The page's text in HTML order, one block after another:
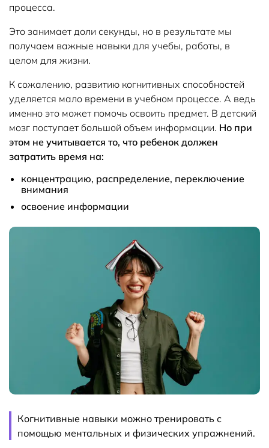
процесса.
Это занимает доли секунды, но в результате мы
получаем важные навыки для учебы, работы, в
целом для жизни.
К сожалению, развитию когнитивных способностей
уделяется мало времени в учебном процессе. А ведь
именно это может помочь освоить предмет. В детский
мозг поступает большой объем информации. Но при
этом не учитывается то, что ребенок должен
затратить время на:
концентрацию, распределение, переключение
внимания
освоение информации
Когнитивные навыки можно тренировать с
помощью ментальных и физических упражнений.